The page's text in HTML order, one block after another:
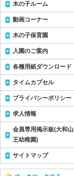
木の子ルーム
動画コーナー
木の子保育園
入園のご案内
各種用紙ダウンロード
タイムカプセル
プライバシーポリシー
求人情報
会員専用掲示板(大和山
王幼稚園)
サイトマップ